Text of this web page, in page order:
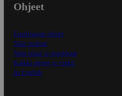
Ohjeet
Ensitilaajan ohjeet
Näin maksat
Näin tilaat ja muokkaat
Kaikki ohjeet ja vinkit
In English